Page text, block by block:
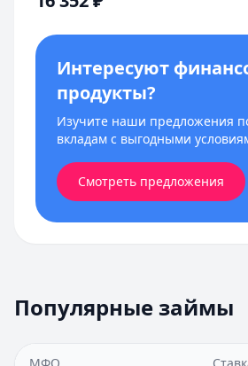
Интересуют
продукты?
Изучите наши предложения
вкладам с выгодными
Смотреть предложения
Популярные займы